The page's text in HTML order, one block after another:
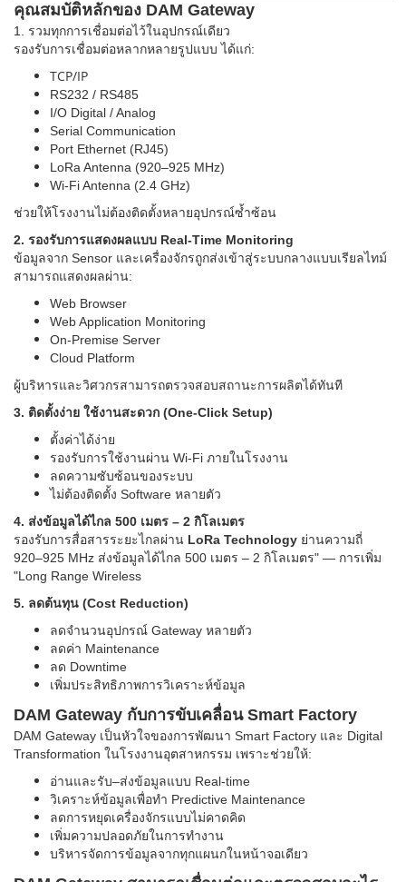
คุณสมบัติหลักของ DAM Gateway
1. รวมทุกการเชื่อมต่อไว้ในอุปกรณ์เดียว
รองรับการเชื่อมต่อหลากหลายรูปแบบ ได้แก่:
TCP/IP
RS232 / RS485
I/O Digital / Analog
Serial Communication
Port Ethernet (RJ45)
LoRa Antenna (920–925 MHz)
Wi-Fi Antenna (2.4 GHz)
ช่วยให้โรงงานไม่ต้องติดตั้งหลายอุปกรณ์ซ้ำซ้อน
2. รองรับการแสดงผลแบบ Real-Time Monitoring
ข้อมูลจาก Sensor และเครื่องจักรถูกส่งเข้าสู่ระบบกลางแบบเรียลไทม์
สามารถแสดงผลผ่าน:
Web Browser
Web Application Monitoring
On-Premise Server
Cloud Platform
ผู้บริหารและวิศวกรสามารถตรวจสอบสถานะการผลิตได้ทันที
3. ติดตั้งง่าย ใช้งานสะดวก (One-Click Setup)
ตั้งค่าได้ง่าย
รองรับการใช้งานผ่าน Wi-Fi ภายในโรงงาน
ลดความซับซ้อนของระบบ
ไม่ต้องติดตั้ง Software หลายตัว
4. ส่งข้อมูลได้ไกล 500 เมตร – 2 กิโลเมตร
รองรับการสื่อสารระยะไกลผ่าน LoRa Technology ย่านความถี่
920–925 MHz ส่งข้อมูลได้ไกล 500 เมตร – 2 กิโลเมตร" — การเพิ่ม
"Long Range Wireless
5. ลดต้นทุน (Cost Reduction)
ลดจำนวนอุปกรณ์ Gateway หลายตัว
ลดค่า Maintenance
ลด Downtime
เพิ่มประสิทธิภาพการวิเคราะห์ข้อมูล
DAM Gateway กับการขับเคลื่อน Smart Factory
DAM Gateway เป็นหัวใจของการพัฒนา Smart Factory และ Digital
Transformation ในโรงงานอุตสาหกรรม เพราะช่วยให้:
อ่านและรับ–ส่งข้อมูลแบบ Real-time
วิเคราะห์ข้อมูลเพื่อทำ Predictive Maintenance
ลดการหยุดเครื่องจักรแบบไม่คาดคิด
เพิ่มความปลอดภัยในการทำงาน
บริหารจัดการข้อมูลจากทุกแผนกในหน้าจอเดียว